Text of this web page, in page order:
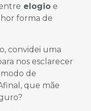
elogio e
forma de
convidei uma
nos esclarecer
de
que mãe